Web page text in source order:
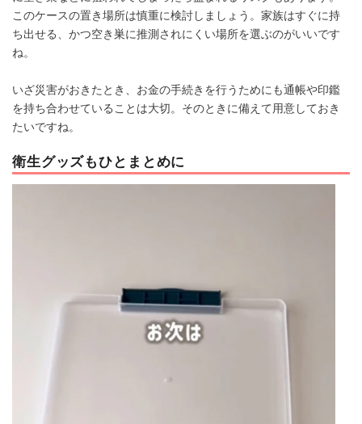
このケースの置き場所は慎重に検討しましょう。家族はすぐに持
ち出せる、かつ空き巣に推測されにくい場所を選ぶのがいいです
ね。
いざ災害がおきたとき、お金の手続きを行うためにも通帳や印鑑
を持ち合わせていることは大切。そのときに備えて用意しておき
たいですね。
衛生グッズもひとまとめに